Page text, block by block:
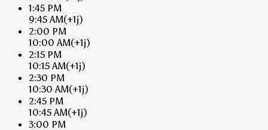
1:45 PM
9:45 AM(+1j)
2:00 PM
10:00 AM(+1j)
2:15 PM
10:15 AM(+1j)
2:30 PM
10:30 AM(+1j)
2:45 PM
10:45 AM(+1j)
3:00 PM